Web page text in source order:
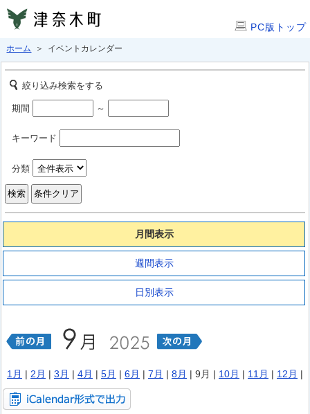
PC版トップ
ホーム ＞ イベントカレンダー
絞り込み検索をする
期間 ～
キーワード
分類
月間表示
週間表示
日別表示
1月 | 2月 | 3月 | 4月 | 5月 | 6月 | 7月 | 8月 | 9月 | 10月 | 11月 | 12月 |